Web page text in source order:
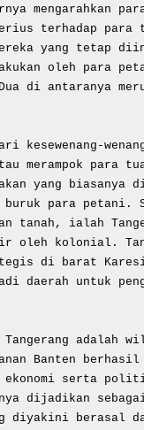
mengarahkan
terhadap para
yang tetap
oleh para
di antaranya
merampok para
yang
buruk para petani.
ialah
oleh kolonial.
di barat
daerah untuk
Tangerang adalah
Banten berhasil
ekonomi serta
dijadikan
diyakini berasal